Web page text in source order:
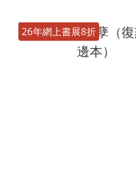
26年網上書展8折